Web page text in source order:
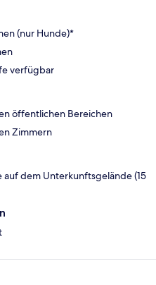
(nur Hunde)*
verfügbar
öffentlichen Bereichen
Zimmern
auf dem Unterkunftsgelände (15